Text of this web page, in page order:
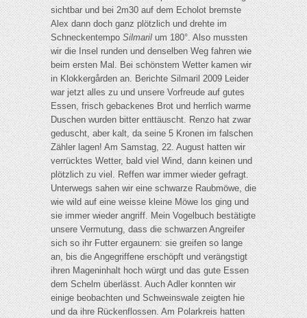
sichtbar und bei 2m30 auf dem Echolot bremste
Alex dann doch ganz plötzlich und drehte im
SchneckentempoSilmarilum 180°. Also mussten
wir die Insel runden und denselben Weg fahren wie
beim ersten Mal. Bei schönstem Wetter kamen wir
in Klokkergården an. Berichte Silmaril 2009 Leider
war jetzt alles zu und unsere Vorfreude auf gutes
Essen, frisch gebackenes Brot und herrlich warme
Duschen wurden bitter enttäuscht. Renzo hat zwar
geduscht, aber kalt, da seine 5 Kronen im falschen
Zähler lagen! Am Samstag, 22. August hatten wir
verrücktes Wetter, bald viel Wind, dann keinen und
plötzlich zu viel. Reffen war immer wieder gefragt.
Unterwegs sahen wir eine schwarze Raubmöwe, die
wie wild auf eine weisse kleine Möwe los ging und
sie immer wieder angriff. Mein Vogelbuch bestätigte
unsere Vermutung, dass die schwarzen Angreifer
sich so ihr Futter ergaunern: sie greifen so lange
an, bis die Angegriffene erschöpft und verängstigt
ihren Mageninhalt hoch würgt und das gute Essen
dem Schelm überlässt. Auch Adler konnten wir
einige beobachten und Schweinswale zeigten hie
und da ihre Rückenflossen. Am Polarkreis hatten